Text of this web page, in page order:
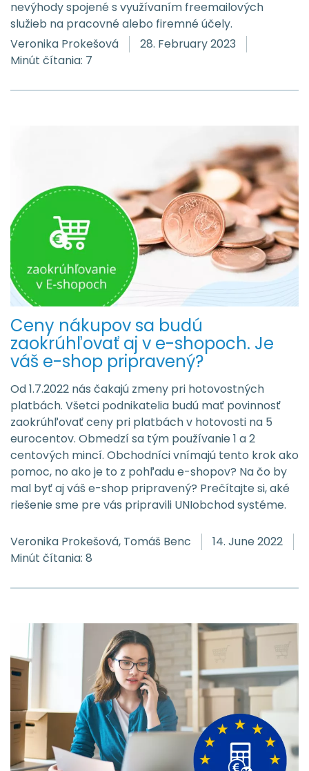
nevýhody spojené s využívaním freemailových
služieb na pracovné alebo firemné účely.
Veronika Prokešová
28. February 2023
Minút čítania: 7
Ceny nákupov sa budú
zaokrúhľovať aj v e-shopoch. Je
váš e-shop pripravený?
Od 1.7.2022 nás čakajú zmeny pri hotovostných
platbách. Všetci podnikatelia budú mať povinnosť
zaokrúhľovať ceny pri platbách v hotovosti na 5
eurocentov. Obmedzí sa tým používanie 1 a 2
centových mincí. Obchodníci vnímajú tento krok ako
pomoc, no ako je to z pohľadu e-shopov? Na čo by
mal byť aj váš e-shop pripravený? Prečítajte si, aké
riešenie sme pre vás pripravili UNIobchod systéme.
Veronika Prokešová, Tomáš Benc
14. June 2022
Minút čítania: 8